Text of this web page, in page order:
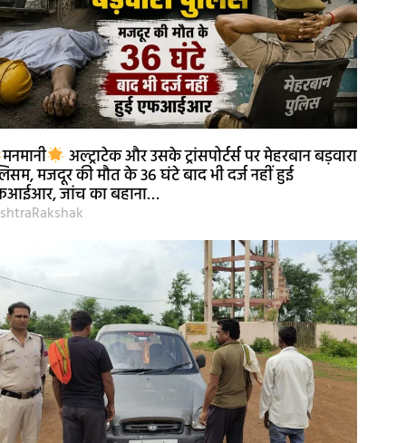
मनमानी अल्ट्राटेक और उसके ट्रांसपोर्टर्स पर मेहरबान बड़वारा
मजदूर की मौत के 36 घंटे बाद भी दर्ज नहीं हुई
जांच का बहाना…